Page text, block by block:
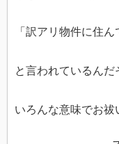
「訳アリ物件に住
と言われているんだ
いろんな意味でお祓